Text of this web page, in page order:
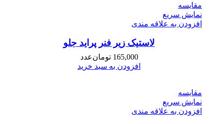
مقايسه
نمایش سریع
افزودن به علاقه مندی
لاستیک زیر فنر پراید جلو
165,000 تومانعدد
افزودن به سبد خرید
مقايسه
نمایش سریع
افزودن به علاقه مندی